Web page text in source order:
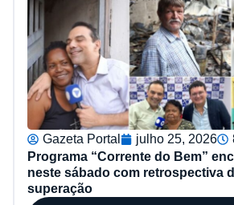
Gazeta Portal julho 25, 2026
Programa “Corrente do Bem”
neste sábado com retrospectiva
superação